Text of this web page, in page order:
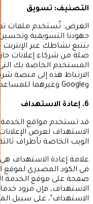
التصنيف: تسويق
الغرض: تُستخدم ملفات
جهودنا التسويقية وتحسين
بتتبع نشاطك عبر
صلة من شركاء إعلانات
المستخدم الخاصة بك
وGoogle وغيرهما للمساعدة في تحسين تخصيص الإعلانات.
6. إعادة الاستهداف
قد تستخدم مواقع الخدمة
الاستهداف لعرض
الويب الخاصة بأطراف ثالثة.
في الكود المصدري لموقع
صفحة على موقع الخدمة
الاستهداف، فإن مزود